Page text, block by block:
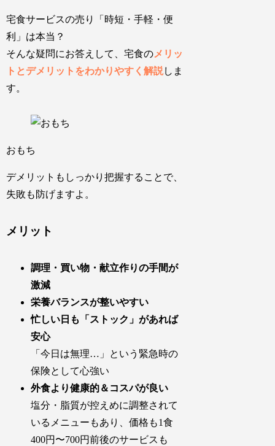
宅食サービスの売り
「時短・手軽・便
利」は本当 ？
そんな疑問にお答えして、宅食のメリッ
トとデメリットをわかりやすく解説しま
す。
おもち
デメリットもしっかり把握することで、
失敗も防げますよ。
メリット
調理・買い物・献立作りの手間が
激減
栄養バランスが整いやすい
忙しい日も「ストック」があれば
安心
「今日は無理…」という緊急時の
保険として心強い
外食より健康的＆コスパが良い
塩分・脂質が控えめに調整されて
いるメニューもあり、価格も1食
400円〜700円前後のサービスも